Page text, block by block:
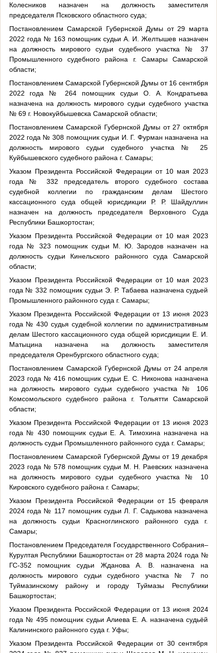
Колесников назначен на должность заместителя
председателя Псковского областного суда;
Постановлением Самарской Губернской Думы от 29 марта
2022 года № 163 помощник судьи А. И. Желтышев назначен
на должность мирового судьи судебного участка № 37
Промышленного судебного района г. Самары Самарской
области;
Постановлением Самарской Губернской Думы от 16 сентября
2022 года № 264 помощник судьи О. А. Кондратьева
назначена на должность мирового судьи судебного участка
№ 69 г. Новокуйбышевска Самарской области;
Постановлением Самарской Губернской Думы от 27 октября
2022 года № 308 помощник судьи И. Г. Фурман назначена на
должность мирового судьи судебного участка № 25
Куйбышевского судебного района г. Самары;
Указом Президента Российской Федерации от 10 мая 2023
года № 332 председатель второго судебного состава
судебной коллегии по гражданским делам Шестого
кассационного суда общей юрисдикции Р. Р. Шайдуллин
назначен на должность председателя Верховного Суда
Республики Башкортостан;
Указом Президента Российской Федерации от 10 мая 2023
года № 323 помощник судьи М. Ю. Зародов назначен на
должность судьи Кинельского районного суда Самарской
области;
Указом Президента Российской Федерации от 10 мая 2023
года № 332 помощник судьи Э. Р. Табаева назначена судьей
Промышленного районного суда г. Самары;
Указом Президента Российской Федерации от 13 июня 2023
года № 430 судья судебной коллегии по административным
делам Шестого кассационного суда общей юрисдикции Е. И.
Матыцина назначена на должность заместителя
председателя Оренбургского областного суда;
Постановлением Самарской Губернской Думы от 24 апреля
2023 года № 416 помощник судьи Е. С. Никонова назначена
на должность мирового судьи судебного участка № 106
Комсомольского судебного района г. Тольятти Самарской
области;
Указом Президента Российской Федерации от 13 июня 2023
года № 430 помощник судьи Е. А. Тимохина назначена на
должность судьи Промышленного районного суда г. Самары;
Постановлением Самарской Губернской Думы от 19 декабря
2023 года № 578 помощник судьи М. Н. Раевских назначена
на должность мирового судьи судебного участка № 10
Кировского судебного района г. Самары;
Указом Президента Российской Федерации от 15 февраля
2024 года № 117 помощник судьи Л. Г. Садыкова назначена
на должность судьи Красноглинского районного суда г.
Самары;
Постановлением Председателя Государственного Собрания–
Курултая Республики Башкортостан от 28 марта 2024 года №
ГС-352 помощник судьи Жданова А. В. назначена на
должность мирового судьи судебного участка № 7 по
Туймазинскому району и городу Туймазы Республики
Башкортостан;
Указом Президента Российской Федерации от 13 июня 2024
года № 495 помощник судьи Алиева Е. А. назначена судьёй
Калининского районного суда г. Уфы;
Указом Президента Российской Федерации от 30 сентября